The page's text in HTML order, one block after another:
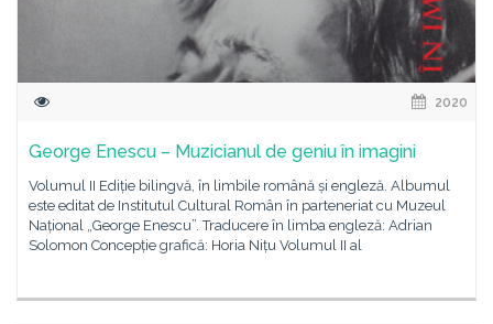
2020
George Enescu – Muzicianul de geniu în imagini
Volumul II Ediție bilingvă, în limbile română și engleză. Albumul
este editat de Institutul Cultural Român în parteneriat cu Muzeul
Național „George Enescu”. Traducere în limba engleză: Adrian
Solomon Concepție grafică: Horia Nițu Volumul II al